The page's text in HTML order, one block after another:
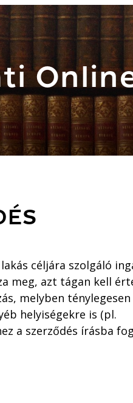
céljára szolgáló
meg, azt tágan kell
melyben
helyiségekre is (pl.
a szerződés írásba